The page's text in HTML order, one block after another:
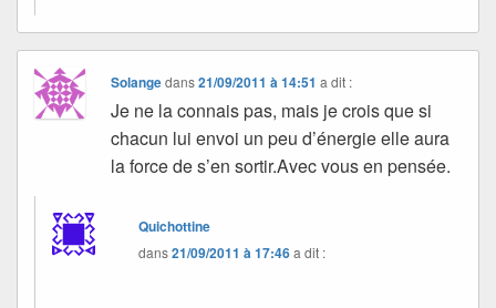
Solangedans21/09/2011 à 14:51 a dit :
Je ne la connais pas, mais je crois que si
chacun lui envoi un peu d’énergie elle aura
la force de s’en sortir.Avec vous en pensée.
Quichottine
dans21/09/2011 à 17:46a dit :